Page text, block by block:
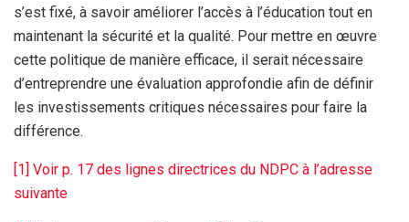
s’est fixé, à savoir améliorer l’accès à l’éducation tout en
maintenant la sécurité et la qualité. Pour mettre en œuvre
cette politique de manière efficace, il serait nécessaire
d’entreprendre une évaluation approfondie afin de définir
les investissements critiques nécessaires pour faire la
différence.
[1] Voir p. 17 des lignes directrices du NDPC à l’adresse
suivante